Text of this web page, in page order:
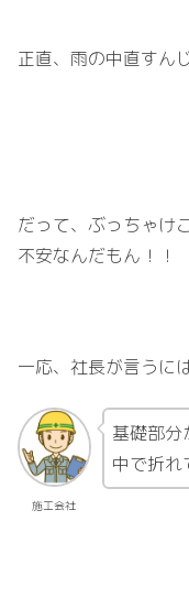
正直、雨の中直すん
だって、ぶっちゃけ
不安なんだもん！！
一応、社長が言うに
施工会社
基礎部分
中で折れ